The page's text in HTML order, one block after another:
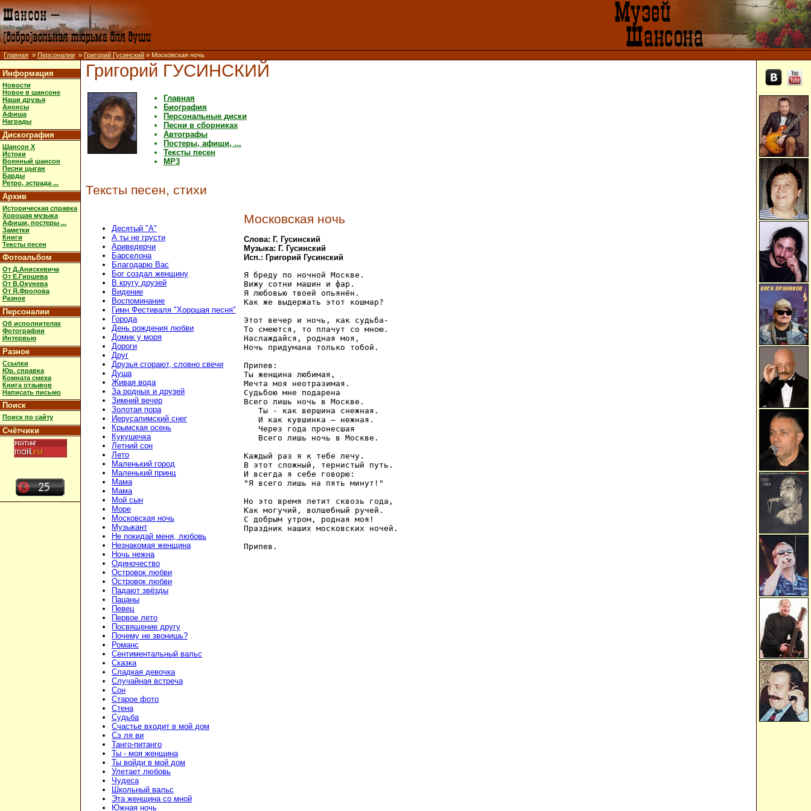
Главная » Персоналии » Григорий Гусинский » Московская ночь
Информация
Новости
Новое в шансоне
Наши друзья
Анонсы
Афиша
Награды
Дискография
Шансон X
Истоки
Военный шансон
Песни цыган
Барды
Ретро, эстрада ...
Архив
Историческая справка
Хорошая музыка
Афиши, постеры ...
Заметки
Книги
Тексты песен
Фотоальбом
От Д.Анискевича
От Е.Гиршева
От В.Окунева
От Я.Фролова
Разное
Персоналии
Об исполнителях
Фотографии
Интервью
Разное
Ссылки
Юр. справка
Комната смеха
Книга отзывов
Написать письмо
Поиск
Поиск по сайту
Счётчики
Григорий ГУСИНСКИЙ
Главная
Биография
Персональные диски
Песни в сборниках
Автографы
Постеры, афиши, ...
Тексты песен
MP3
Тексты песен, стихи
Десятый "А"
А ты не грусти
Ариведерчи
Барселона
Благодарю Вас
Бог создал женщину
В кругу друзей
Видение
Воспоминание
Гимн Фестиваля "Хорошая песня"
Города
День рождения любви
Домик у моря
Дороги
Друг
Друзья сгорают, словно свечи
Душа
Живая вода
За родных и друзей
Зимний вечер
Золотая пора
Иерусалимский снег
Крымская осень
Кукушечка
Летний сон
Лето
Маленький город
Маленький принц
Мама
Мама
Мой сын
Море
Московская ночь
Музыкант
Не покидай меня, любовь
Незнакомая женщина
Ночь нежна
Одиночество
Островок любви
Островок любви
Падают звёзды
Пацаны
Певец
Первое лето
Посвящение другу
Почему не звонишь?
Романс
Сентиментальный вальс
Сказка
Сладкая девочка
Случайная встреча
Сон
Старое фото
Стена
Судьба
Счастье входит в мой дом
Сэ ля ви
Танго-питанго
Ты - моя женщина
Ты войди в мой дом
Улетает любовь
Чудеса
Школьный вальс
Эта женщина со мной
Южная ночь
Московская ночь
Слова: Г. Гусинский
Музыка: Г. Гусинский
Исп.: Григорий Гусинский
Я бреду по ночной Москве.
Вижу сотни машин и фар.
Я любовью твоей опьянён.
Как же выдержать этот кошмар?
Этот вечер и ночь, как судьба-
То смеются, то плачут со мною.
Наслаждайся, родная моя,
Ночь придумана только тобой.
Припев:
Ты женщина любимая,
Мечта моя неотразимая.
Судьбою мне подарена
Всего лишь ночь в Москве.
   Ты - как вершина снежная.
   И как кувшинка – нежная.
   Через года пронесшая
   Всего лишь ночь в Москве.
Каждый раз я к тебе лечу.
В этот сложный, тернистый путь.
И всегда я себе говорю:
"Я всего лишь на пять минут!"
Но это время летит сквозь года,
Как могучий, волшебный ручей.
С добрым утром, родная моя!
Праздник наших московских ночей.
Припев.